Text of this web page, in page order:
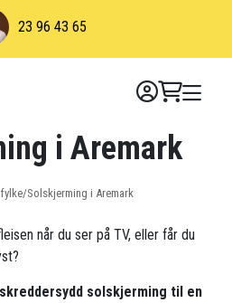
23 96 43 65
i Aremark
/Solskjerming i Aremark
når du ser på TV, eller får du
solskjerming til en